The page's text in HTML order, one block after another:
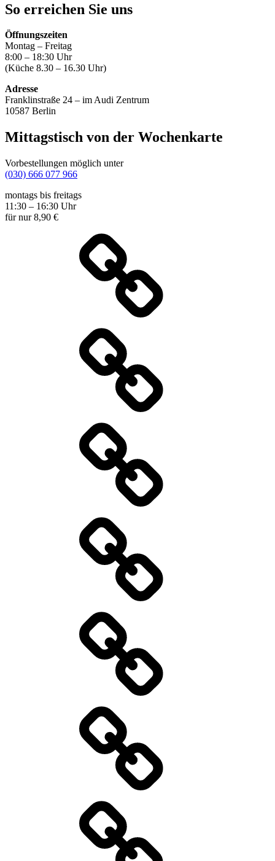
So erreichen Sie uns
Öffnungszeiten
Montag – Freitag
8:00 – 18:30 Uhr
(Küche 8.30 – 16.30 Uhr)
Adresse
Franklinstraße 24 – im Audi Zentrum
10587 Berlin
Mittagstisch von der Wochenkarte
Vorbestellungen möglich unter
(030) 666 077 966
montags bis freitags
11:30 – 16:30 Uhr
für nur 8,90 €